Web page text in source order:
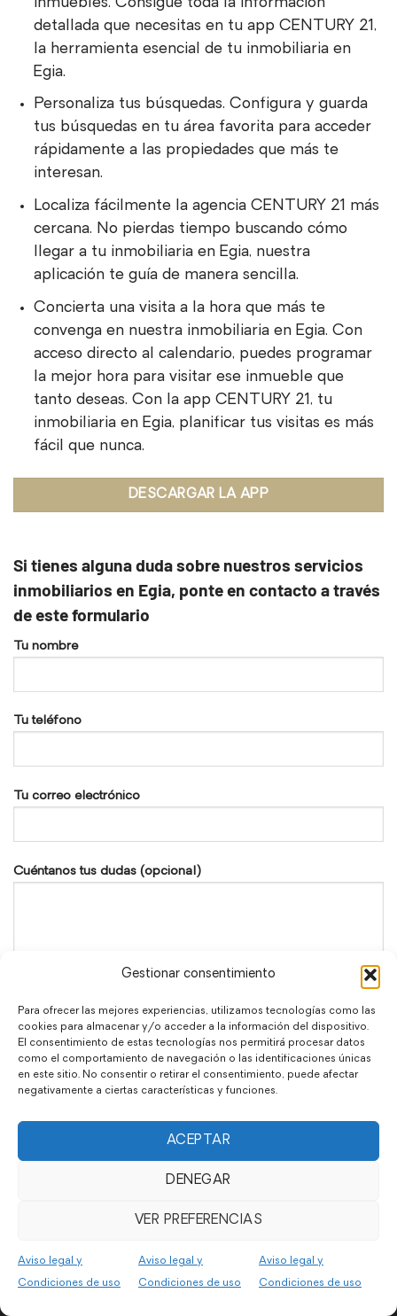
Gestionar consentimiento
Para ofrecer las mejores experiencias, utilizamos tecnologías como las
cookies para almacenar y/o acceder a la información del dispositivo.
El consentimiento de estas tecnologías nos permitirá procesar datos
como el comportamiento de navegación o las identificaciones únicas
en este sitio. No consentir o retirar el consentimiento, puede afectar
negativamente a ciertas características y funciones.
ACEPTAR
DENEGAR
VER PREFERENCIAS
Aviso legal y
Condiciones de uso
Aviso legal y
Condiciones de uso
Aviso legal y
Condiciones de uso
detallada que necesitas en tu app CENTURY 21,
la herramienta esencial de tu inmobiliaria en
Egia.
Personaliza tus búsquedas. Configura y guarda
tus búsquedas en tu área favorita para acceder
rápidamente a las propiedades que más te
interesan.
Localiza fácilmente la agencia CENTURY 21 más
cercana. No pierdas tiempo buscando cómo
llegar a tu inmobiliaria en Egia, nuestra
aplicación te guía de manera sencilla.
Concierta una visita a la hora que más te
convenga en nuestra inmobiliaria en Egia. Con
acceso directo al calendario, puedes programar
la mejor hora para visitar ese inmueble que
tanto deseas. Con la app CENTURY 21, tu
inmobiliaria en Egia, planificar tus visitas es más
fácil que nunca.
DESCARGAR LA APP
Si tienes alguna duda sobre nuestros servicios
inmobiliarios en Egia, ponte en contacto a través
de este formulario
Tu nombre
Tu teléfono
Tu correo electrónico
Cuéntanos tus dudas (opcional)
He leído y acepto la declaración de privacidad
C/ Peñaflorida, 3
20004 Donostia-San Sebastian